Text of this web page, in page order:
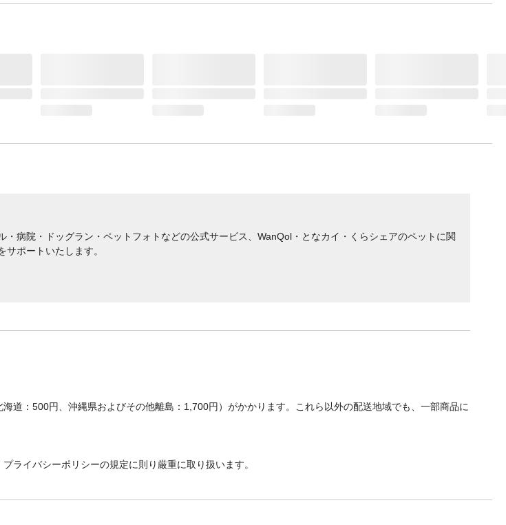
・病院・ドッグラン・ペットフォトなどの公式サービス、WanQol・となカイ・くらシェアのペットに関
ポートいたします。
道：500円、沖縄県およびその他離島：1,700円）がかかります。これら以外の配送地域でも、一部商品に
ライバシーポリシーの規定に則り厳重に取り扱います。